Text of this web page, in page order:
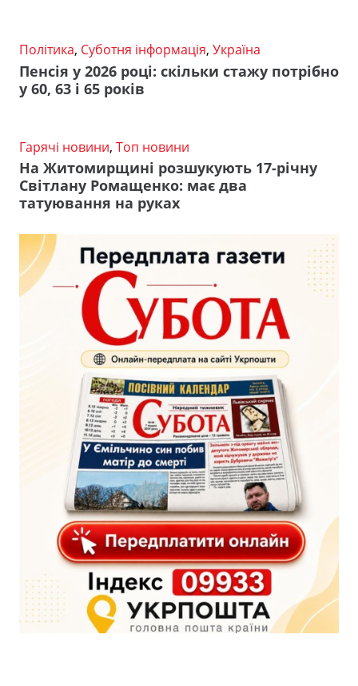
Політика, Суботня інформація, Україна
Пенсія у 2026 році: скільки стажу потрібно
у 60, 63 і 65 років
Гарячі новини, Топ новини
На Житомирщині розшукують 17-річну
Світлану Ромащенко: має два
татуювання на руках